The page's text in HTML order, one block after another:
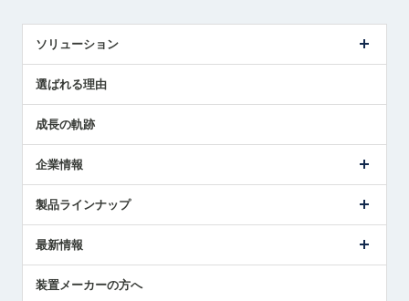
ソリューション
解決策提案
選ばれる理由
成長の軌跡
企業情報
ごあいさつ
受賞履歴
採用情報
製品ラインナップ
ツールセッタ製品
エアマイクロセンサ製品
最新情報
メトロールの技術
装置メーカーの方へ